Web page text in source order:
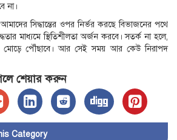
না।
সিদ্ধান্তের ওপর নির্ভর করছে বিভাজনের পথে
মাধ্যমে স্থিতিশীলতা অর্জন করবে। সতর্ক না হলে,
মোড়ে পৌঁছাবে। আর সেই সময় আর কেউ নিরাপদ
শেয়ার করুন
Category